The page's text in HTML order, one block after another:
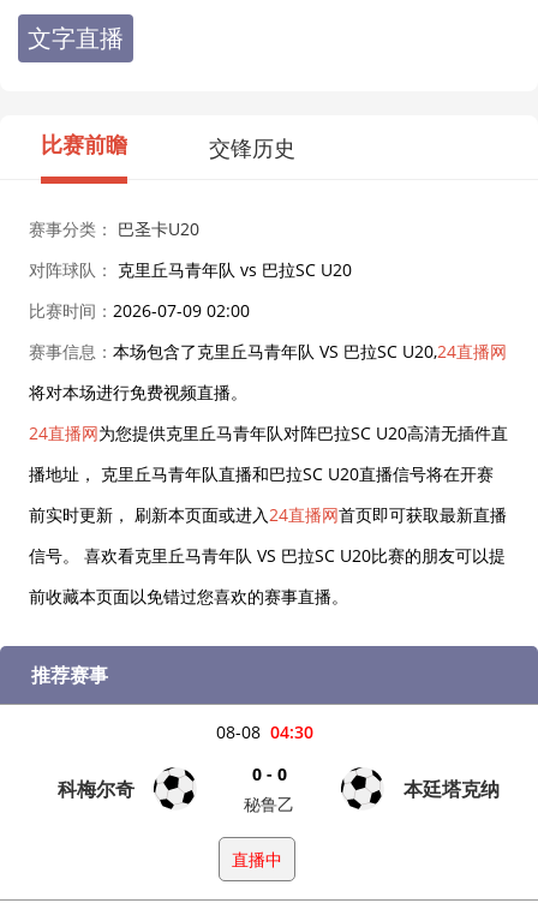
文字直播
比赛前瞻 交锋历史
赛事分类： 巴圣卡U20
对阵球队： 克里丘马青年队 vs 巴拉SC U20
比赛时间： 2026-07-09 02:00
赛事信息： 本场包含了克里丘马青年队 VS 巴拉SC U20,24直播网
将对本场进行免费视频直播。
24直播网为您提供克里丘马青年队对阵巴拉SC U20高清无插件直
播地址， 克里丘马青年队直播和巴拉SC U20直播信号将在开赛
前实时更新， 刷新本页面或进入24直播网首页即可获取最新直播
信号。 喜欢看克里丘马青年队 VS 巴拉SC U20比赛的朋友可以提
前收藏本页面以免错过您喜欢的赛事直播。
推荐赛事
04:30
08-08
科梅尔奇
0 - 0
秘鲁乙
本廷塔克纳
直播中